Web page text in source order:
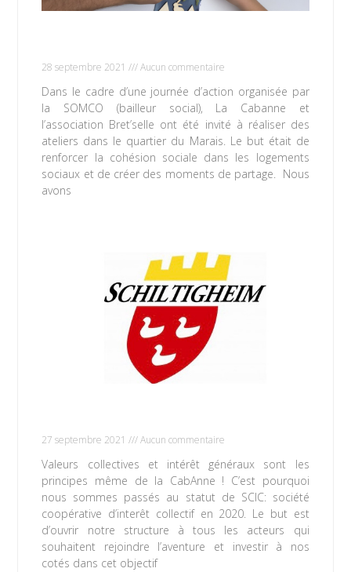
28 septembre 2021 Aucun commentaire
Dans le cadre d’une journée d’action organisée par
la SOMCO (bailleur social), La Cabanne et
l’association Bret’selle ont été invité à réaliser des
ateliers dans le quartier du Marais. Le but était de
renforcer la cohésion sociale dans les logements
sociaux et de créer des moments de partage. Nous
avons
27 septembre 2021 Aucun commentaire
Valeurs collectives et intérêt généraux sont les
principes même de la CabAnne ! C’est pourquoi
nous sommes passés au statut de SCIC: société
coopérative d’interêt collectif en 2020. Le but est
d’ouvrir notre structure à tous les acteurs qui
souhaitent rejoindre l’aventure et investir à nos
cotés dans cet objectif